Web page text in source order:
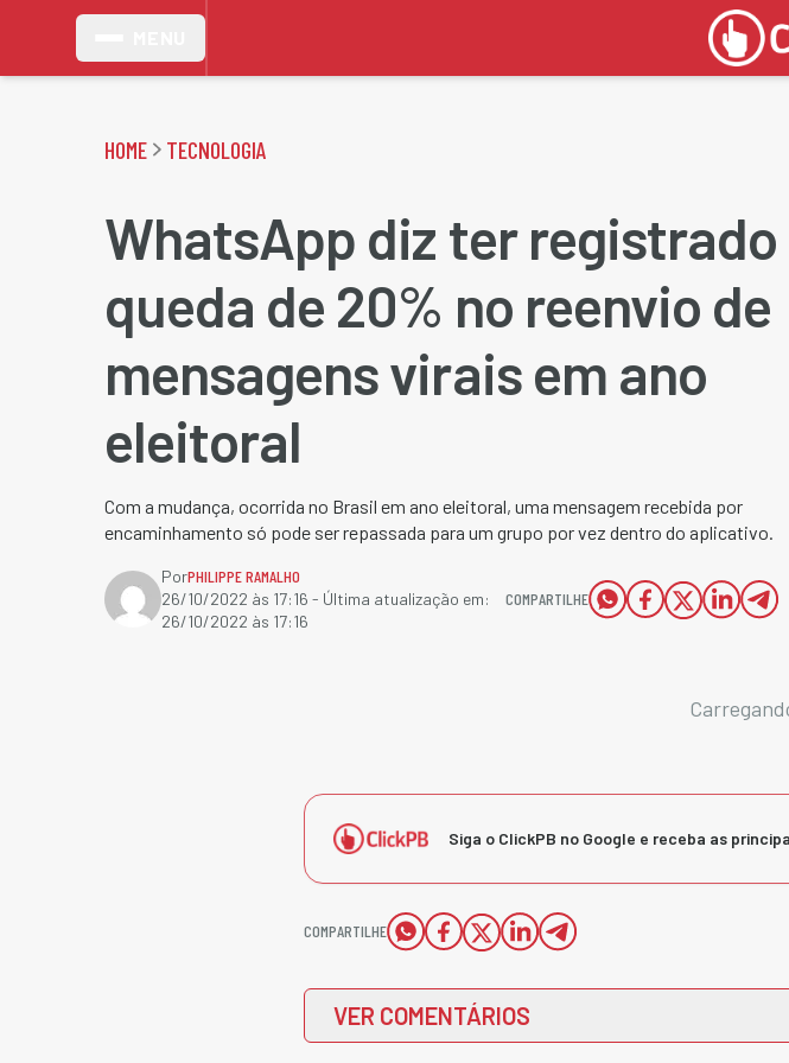
HOME TECNOLOGIA
WhatsApp diz ter registrado
queda de 20% no reenvio de
mensagens virais em ano
eleitoral
Com a mudança, ocorrida no Brasil em ano eleitoral, uma mensagem recebida por
encaminhamento só pode ser repassada para um grupo por vez dentro do aplicativo.
PorPHILIPPE RAMALHO
26/10/2022 às 17:16 - Última atualização em:
26/10/2022 às 17:16
COMPARTILHE
Siga o ClickPB no Google e receba as
COMPARTILHE
VER COMENTÁRIOS